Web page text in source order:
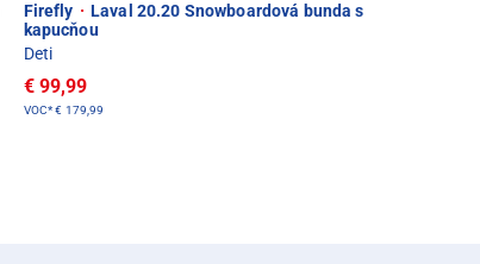
Firefly · Laval 20.20 Snowboardová bunda s
kapucňou
Deti
€ 99,99
VOC*€ 179,99